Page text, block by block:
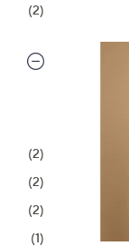
(2)
(2)
(2)
(2)
(1)